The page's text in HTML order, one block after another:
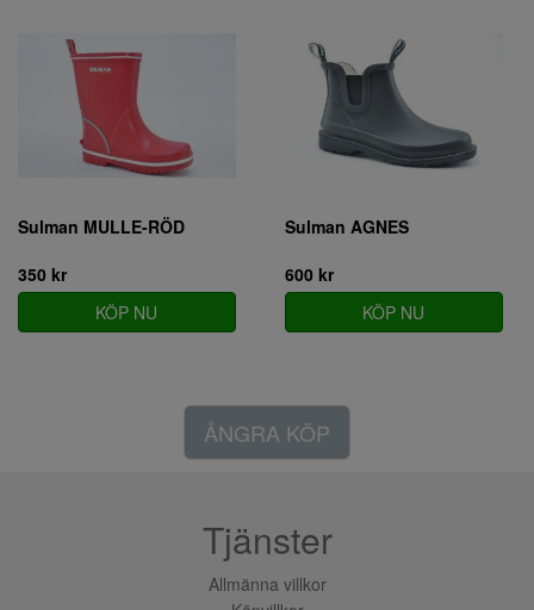
Sulman MULLE-RÖD
350 kr
KÖP NU
Sulman AGNES
600 kr
KÖP NU
ÅNGRA KÖP
Tjänster
Allmänna villkor